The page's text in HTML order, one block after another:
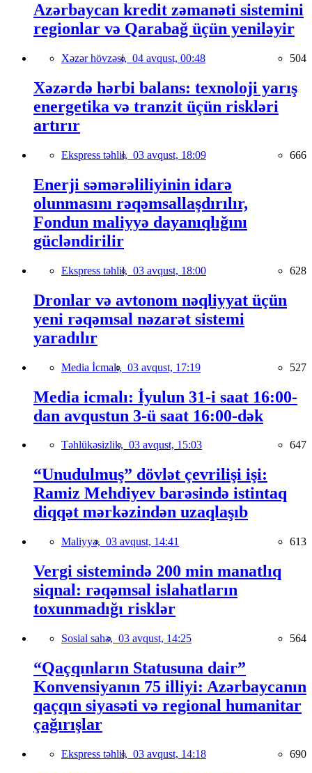
Azərbaycan kredit zəmanəti sistemini
regionlar və Qarabağ üçün yeniləyir
Xəzər hövzəsi, 04 avqust, 00:48 504
Xəzərdə hərbi balans: texnoloji yarış
energetika və tranzit üçün riskləri
artırır
Ekspress təhlil, 03 avqust, 18:09 666
Enerji səmərəliliyinin idarə
olunmasını rəqəmsallaşdırılır,
Fondun maliyyə dayanıqlığını
gücləndirilir
Ekspress təhlil, 03 avqust, 18:00 628
Dronlar və avtonom nəqliyyat üçün
yeni rəqəmsal nəzarət sistemi
yaradılır
Media İcmalı, 03 avqust, 17:19 527
Media icmalı: İyulun 31-i saat 16:00-
dan avqustun 3-ü saat 16:00-dək
Təhlükəsizlik, 03 avqust, 15:03 647
“Unudulmuş” dövlət çevrilişi işi:
Ramiz Mehdiyev barəsində istintaq
diqqət mərkəzindən uzaqlaşıb
Maliyyə, 03 avqust, 14:41 613
Vergi sistemində 200 min manatlıq
siqnal: rəqəmsal islahatların
toxunmadığı risklər
Sosial sahə, 03 avqust, 14:25 564
“Qaçqınların Statusuna dair”
Konvensiyanın 75 illiyi: Azərbaycanın
qaçqın siyasəti və regional humanitar
çağırışlar
Ekspress təhlil, 03 avqust, 14:18 690